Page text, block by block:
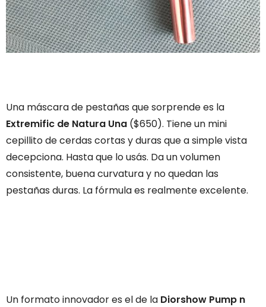
Una máscara de pestañas que sorprende es la
Extremific de Natura Una ($650). Tiene un mini
cepillito de cerdas cortas y duras que a simple vista
decepciona. Hasta que lo usás. Da un volumen
consistente, buena curvatura y no quedan las
pestañas duras. La fórmula es realmente excelente.
Un formato innovador es el de la Diorshow Pump n